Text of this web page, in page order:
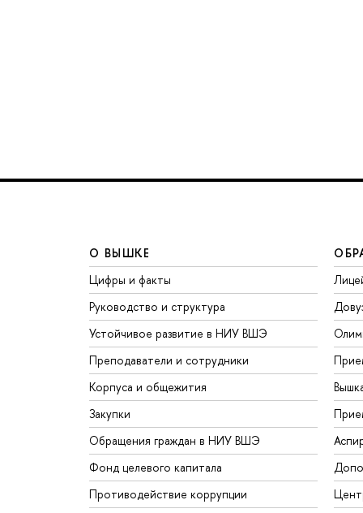
О ВЫШКЕ
Цифры и факты
Руководство и структура
Устойчивое развитие в НИУ ВШЭ
Преподаватели и сотрудники
Корпуса и общежития
Закупки
Обращения граждан в НИУ ВШЭ
Фонд целевого капитала
Противодействие коррупции